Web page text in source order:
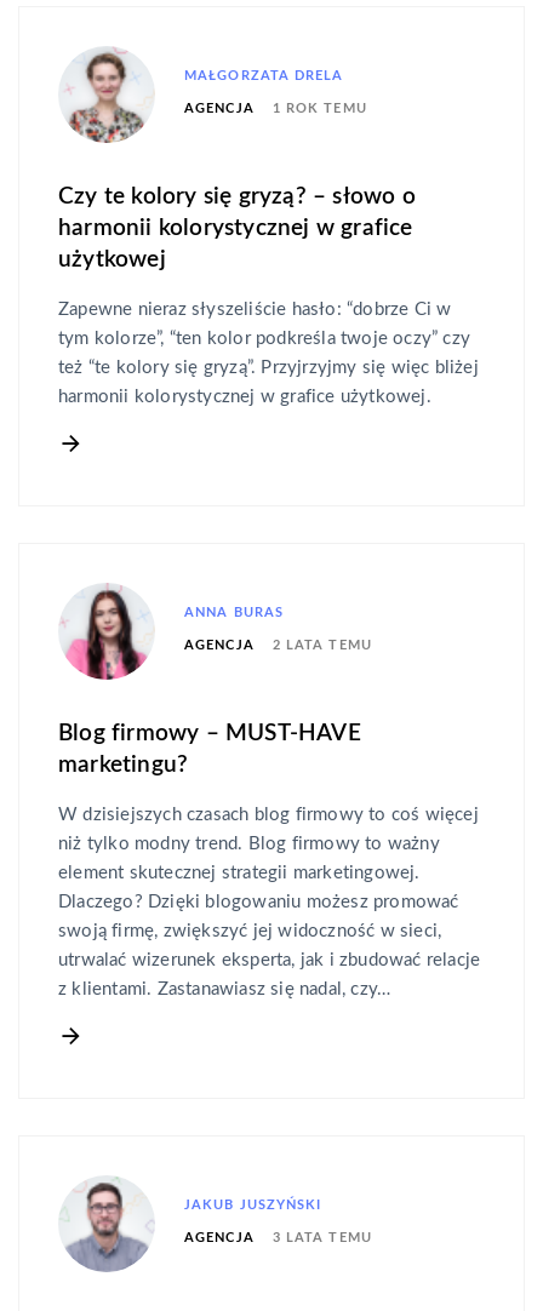
MAŁGORZATA DRELA
AGENCJA 1 ROK TEMU
Czy te kolory się gryzą? – słowo o
harmonii kolorystycznej w grafice
użytkowej
Zapewne nieraz słyszeliście hasło: “dobrze Ci w
tym kolorze”, “ten kolor podkreśla twoje oczy” czy
też “te kolory się gryzą”. Przyjrzyjmy się więc bliżej
harmonii kolorystycznej w grafice użytkowej.
ANNA BURAS
AGENCJA 2 LATA TEMU
Blog firmowy – MUST-HAVE
marketingu?
W dzisiejszych czasach blog firmowy to coś więcej
niż tylko modny trend. Blog firmowy to ważny
element skutecznej strategii marketingowej.
Dlaczego? Dzięki blogowaniu możesz promować
swoją firmę, zwiększyć jej widoczność w sieci,
utrwalać wizerunek eksperta, jak i zbudować relacje
z klientami. Zastanawiasz się nadal, czy…
JAKUB JUSZYŃSKI
AGENCJA 3 LATA TEMU